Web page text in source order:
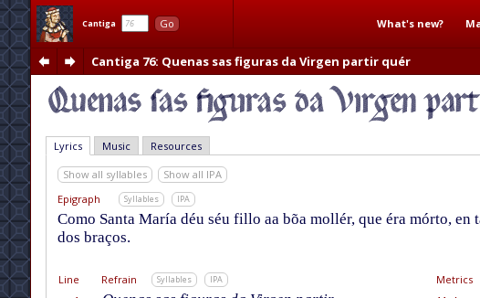
Cantiga Go What's new?
Cantiga 76: Quenas sas figuras da Virgen partir quér
Lyrics Music Resources
Show all syllables
Show all IPA
Epigraph
Syllables IPA
Como Santa María déu séu fillo aa bõa mollér, que éra mórto, en
dos braços.
Line Refrain Syllables IPA
Metrics